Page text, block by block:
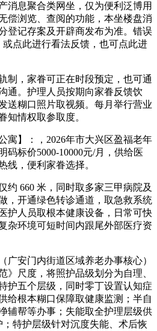
息聚合类网坐，仅为便利泛博用
偿浏览、查阅的功能，本坐楼盘消
登记存案及开辟商发布为准。错误
点此进行看法反馈，也可点此进
，家眷可正在时段预定，也可通
通。护理人员按期向家眷反馈饮
送糊口照片取视频。每月举行营业
知情权取参取度。
】：，2026年市大兴区盈福老年
码标价5000-10000元/月，供给医
线，便利家眷选择。
660 米，同时取多家三甲病院及
，开通绿色转诊通道，取急救系统
护人员取根本健康设备，日常可快
杂环境可短时间内跟尾外部医疗资
安门内街道区域养老办事核心）
》尺度，将照护品级划分为自理、
护五个层级，同时零丁设置认知症
给根本糊口保障取健康监测；半自
辅帮等办事；失能取全护理层级供
特护层级针对沉度失能、术后恢